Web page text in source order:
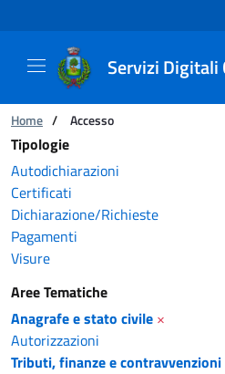
Servizi Digitali
Catalogo servizi
Ti trovi in:
Home / Accesso
Tipologie
Autodichiarazioni
Certificati
Dichiarazione/Richieste
Pagamenti
Visure
Aree Tematiche
Anagrafe e stato civile ×
Autorizzazioni
Tributi, finanze e contravvenzioni